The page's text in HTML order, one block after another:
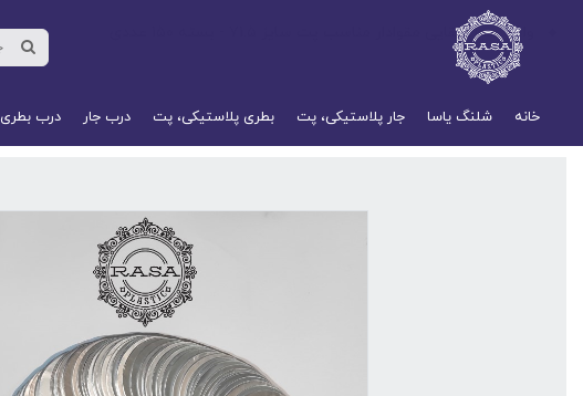
خانه شلنگ یاسا جار پلاستیکی، پت بطری پلاستیکی، پت درب جار درب بطری
واشر سیل القایی مقوادار مناسب پت سایز ۷۱.۵ - بسته ۱۵۰ عددی